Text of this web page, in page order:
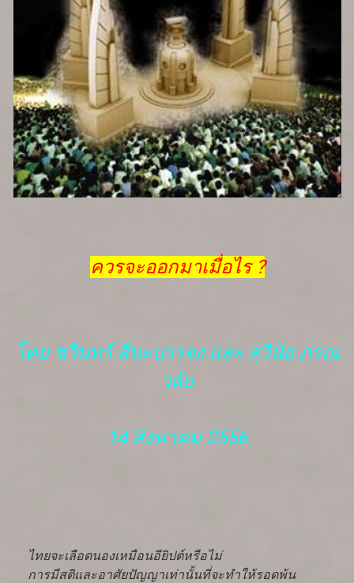
ควรจะออกมาเมื่อไร ?
โดย ชวินทร์ ลีนะบรรจง และ สุวินัย ภรณ
วลัย
14 สิงหาคม 2556
ไทยจะเลือดนองเหมือนอียิปต์หรือไม่
การมีสติและอาศัยปัญญาเท่านั้นที่จะทำให้รอดพ้น